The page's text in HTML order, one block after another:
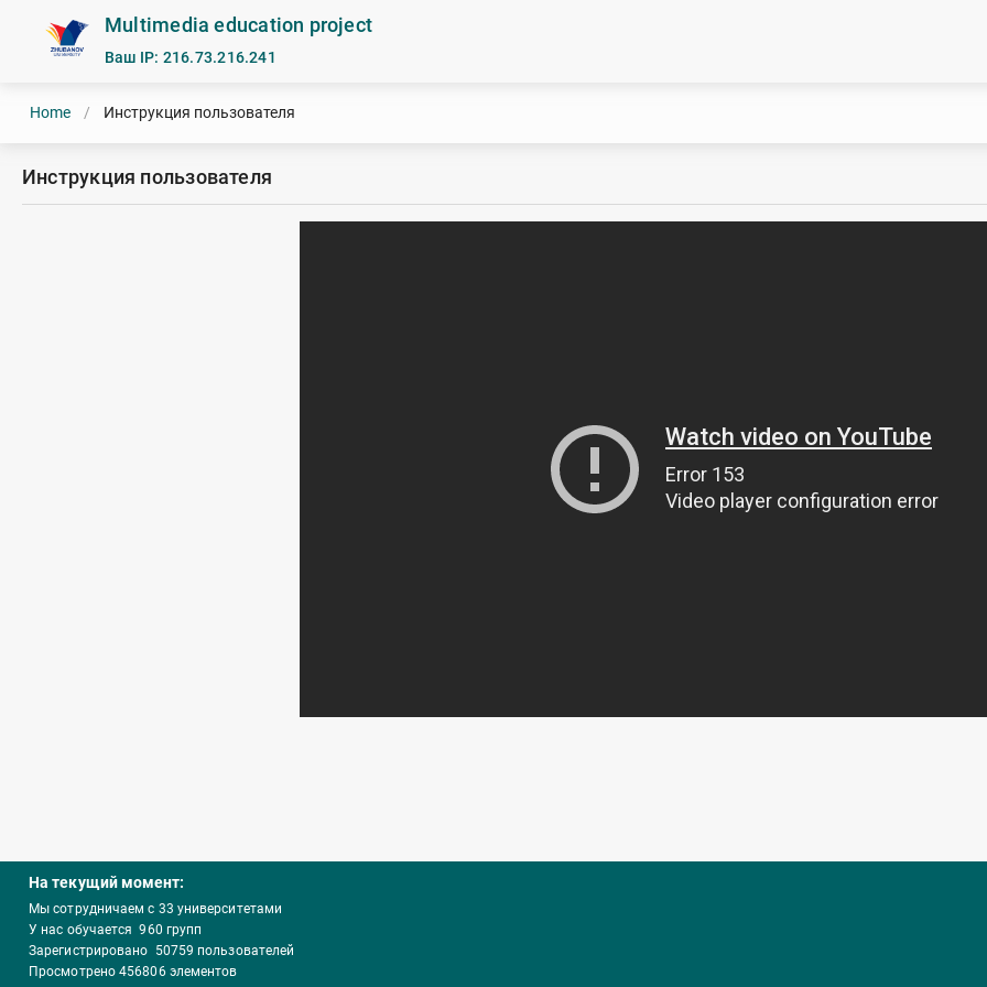
Multimedia education project
Ваш IP: 216.73.216.241
Home / Инструкция пользователя
Инструкция пользователя
На текущий момент:
Мы сотрудничаем с 33 университетами
У нас обучается 960 групп
Зарегистрировано 50759 пользователей
Просмотрено456806элементов